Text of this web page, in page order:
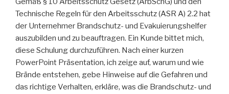
Technische Regeln für den Arbeitsschutz (ASR A) 2.2 hat
der Unternehmer Brandschutz- und Evakuierungshelfer
auszubilden und zu beauftragen. Ein Kunde bittet mich,
diese Schulung durchzuführen. Nach einer kurzen
PowerPoint Präsentation, ich zeige auf, warum und wie
Brände entstehen, gebe Hinweise auf die Gefahren und
das richtige Verhalten, erkläre, was die Brandschutz- und